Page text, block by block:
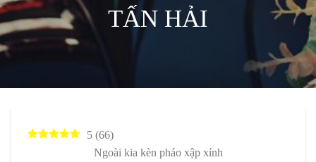
TẤN HẢI
5 (66)
Ngoài kia kèn pháo xập xỉnh